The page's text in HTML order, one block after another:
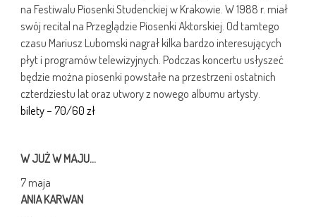
na Festiwalu Piosenki Studenckiej w Krakowie. W 1988 r. miał
swój recital na Przeglądzie Piosenki Aktorskiej. Od tamtego
czasu Mariusz Lubomski nagrał kilka bardzo interesujących
płyt i programów telewizyjnych. Podczas koncertu usłyszeć
będzie można piosenki powstałe na przestrzeni ostatnich
czterdziestu lat oraz utwory z nowego albumu artysty.
bilety – 70/60 zł
W JUŻ W MAJU…
7 maja
ANIA KARWAN